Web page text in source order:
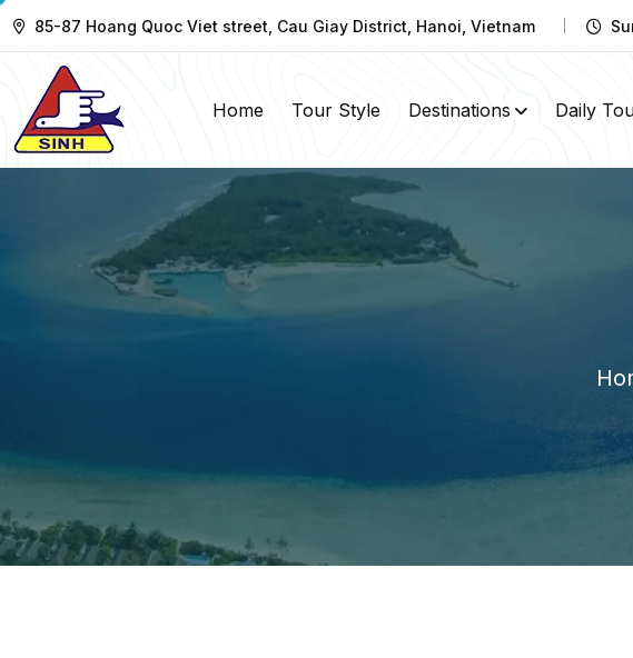
85-87 Hoang Quoc Viet street, Cau Giay District, Hanoi, Vietnam
Home Tour Style Destinations Daily